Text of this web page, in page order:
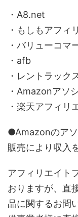
・A8.net
・もしもアフィ
・バリューコマ
・afb
・レントラック
・Amazonアソ
・楽天アフィリ
●Amazonのア
販売により収入
アフィリエイト
おりますが、直
品に関するお問